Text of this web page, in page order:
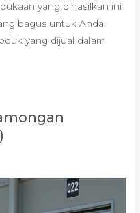
yang dihasilkan ini
bagus untuk Anda
yang dijual dalam